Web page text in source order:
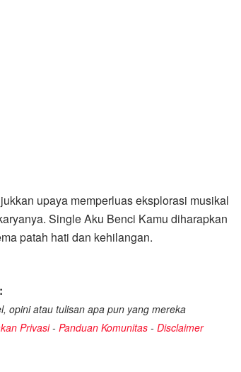
upaya memperluas eksplorasi musikal
Single Aku Benci Kamu diharapkan
patah hati dan kehilangan.
opini atau tulisan apa pun yang mereka
Privasi- Panduan Komunitas - Disclaimer